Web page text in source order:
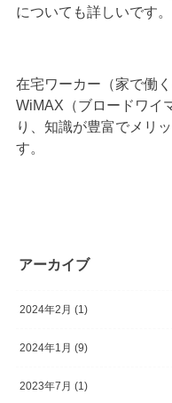
についても詳しいです。
在宅ワーカー（家で働
WiMAX（ブロードワイ
り、知識が豊富でメリ
す。
アーカイブ
2024年2月 (1)
2024年1月 (9)
2023年7月 (1)